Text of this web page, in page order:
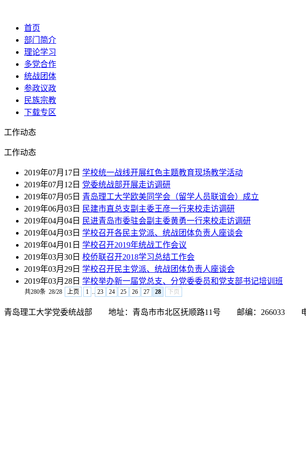
首页
部门简介
理论学习
多党合作
统战团体
参政议政
民族宗教
下载专区
工作动态
工作动态
2019年07月17日 学校统一战线开展红色主题教育现场教学活动
2019年07月12日 党委统战部开展走访调研
2019年07月05日 青岛理工大学欧美同学会（留学人员联谊会）成立
2019年06月03日
民建市直总支副主委王彦一行来校走访调研
2019年04月04日
民进青岛市委驻会副主委黄勇一行来校走访调研
2019年04月03日 学校召开各民主党派、统战团体负责人座谈会
2019年04月01日 学校召开2019年统战工作会议
2019年03月30日 校侨联召开2018学习总结工作会
2019年03月29日 学校召开民主党派、统战团体负责人座谈会
2019年03月28日 学校举办新一届党总支、分党委委员和党支部书记培训班
共280条 28/28 上页 1 .. 23 24 25 26 27 28 下页
青岛理工大学党委统战部 地址：青岛市市北区抚顺路11号 邮编：266033 电